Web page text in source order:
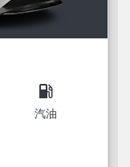
local_gas_station
汽油